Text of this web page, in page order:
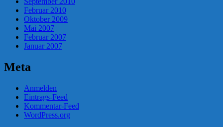
Februar 2010
Oktober 2009
Mai 2007
Februar 2007
Januar 2007
Meta
Anmelden
Eintrags-Feed
Kommentar-Feed
WordPress.org